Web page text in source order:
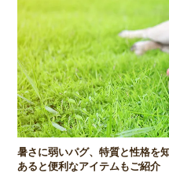
暑さに弱いパグ、特質と性格を
あると便利なアイテムもご紹介